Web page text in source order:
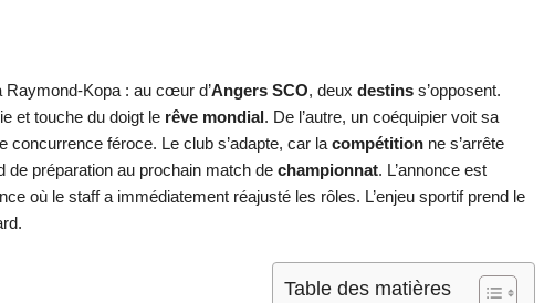
Kopa : au cœur d’Angers SCO, deux destins s’opposent.
et touche du doigt le rêve mondial. De l’autre, un coéquipier voit sa
concurrence féroce. Le club s’adapte, car la compétition ne s’arrête
préparation au prochain match de championnat. L’annonce est
où le staff a immédiatement réajusté les rôles. L’enjeu sportif prend le
Table des matières